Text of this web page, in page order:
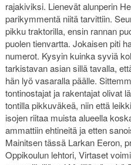
rajakiviksi. Lienevät alunperin
parikymmentä niitä tarvittiin.
pikku traktorilla, ensin rannan
puolen tienvartta. Jokaisen piti
numerot. Kysyin kuinka syviä
tarkistavan asian sillä tavalla,
hän lyö vasaralla päälle.
tontinostajat ja rakentajat olivat
tontilla pikkuväkeä, niin että
isojen riitaa muista alueella
ammattiin ehtineitä ja etten
Mainitsen tässä Larkan Eeron,
Oppikoulun lehtori, Virtaset